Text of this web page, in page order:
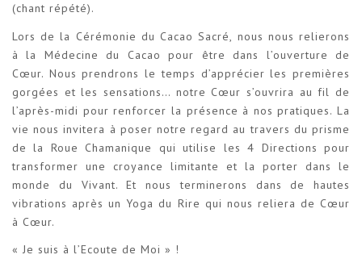
(chant répété).
Lors de la Cérémonie du Cacao Sacré, nous nous relierons
à la Médecine du Cacao pour être dans l’ouverture de
Cœur. Nous prendrons le temps d’apprécier les premières
gorgées et les sensations… notre Cœur s’ouvrira au fil de
l’après-midi pour renforcer la présence à nos pratiques. La
vie nous invitera à poser notre regard au travers du prisme
de la Roue Chamanique qui utilise les 4 Directions pour
transformer une croyance limitante et la porter dans le
monde du Vivant. Et nous terminerons dans de hautes
vibrations après un Yoga du Rire qui nous reliera de Cœur
à Cœur.
« Je suis à l’Ecoute de Moi » !